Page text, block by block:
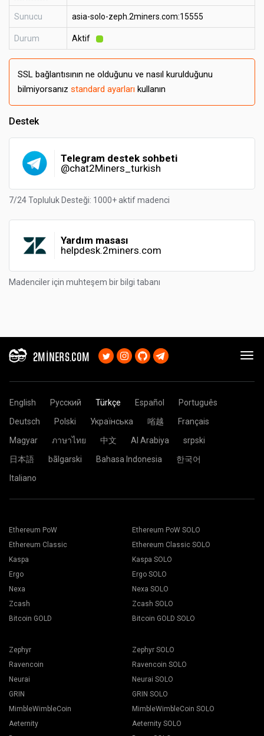
Sunucu asia-solo-zeph.2miners.com:15555
Durum Aktif
SSL bağlantısının ne olduğunu ve nasıl kurulduğunu
bilmiyorsanız standard ayarları kullanın
Destek
Telegram destek sohbeti
@chat2Miners_turkish
7/24 Topluluk Desteği: 1000+ aktif madenci
Yardım masası
helpdesk.2miners.com
Madenciler için muhteşem bir bilgi tabanı
2MINERS.COM
English Русский Türkçe Español
Português
Deutsch
Polski Українська 㗂越
Français
Magyar
ภาษาไทย 中文 Al Arabiya
srpski
日本語
bãlgarski Bahasa Indonesia
한국어
Italiano
Ethereum PoW
Ethereum Classic
Kaspa
Ergo
Nexa
Zcash
Bitcoin GOLD
Ethereum PoW SOLO
Ethereum Classic SOLO
Kaspa SOLO
Ergo SOLO
Nexa SOLO
Zcash SOLO
Bitcoin GOLD SOLO
Zephyr
Ravencoin
Neurai
GRIN
MimbleWimbleCoin
Aeternity
Zephyr SOLO
Ravencoin SOLO
Neurai SOLO
GRIN SOLO
MimbleWimbleCoin SOLO
Aeternity SOLO